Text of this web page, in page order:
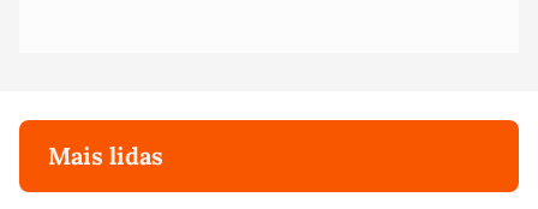
Mais lidas